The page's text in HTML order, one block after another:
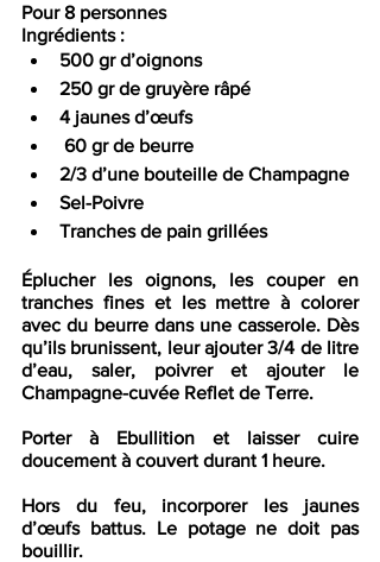
Pour 8 personnes
Ingrédients :
500 gr d’oignons
250 gr de gruyère râpé
4 jaunes d’œufs
60 gr de beurre
2/3 d’une bouteille de Champagne
Sel-Poivre
Tranches de pain grillées
Éplucher les oignons, les couper en
tranches fines et les mettre à colorer
avec du beurre dans une casserole. Dès
qu’ils brunissent, leur ajouter 3/4 de litre
d’eau, saler, poivrer et ajouter le
Champagne-cuvée Reflet de Terre.
Porter à Ebullition et laisser cuire
doucement à couvert durant 1 heure.
Hors du feu, incorporer les jaunes
d’œufs battus. Le potage ne doit pas
bouillir.